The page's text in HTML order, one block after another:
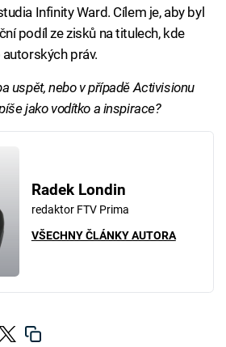
Infinity Ward. Cílem je, aby byl
podíl ze zisků na titulech, kde
práv.
uspět, nebo v případě Activisionu
jako vodítko a inspirace?
Radek Londin
redaktor FTV Prima
VŠECHNY ČLÁNKY AUTORA